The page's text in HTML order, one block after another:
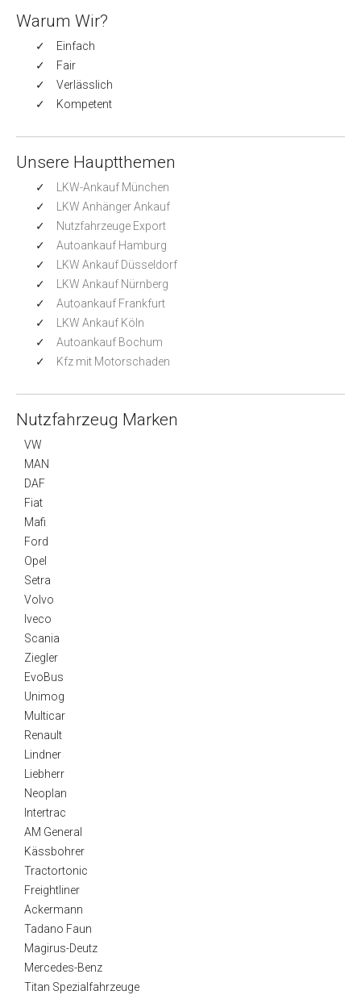
t
n
a
t
Warum Wir?
Einfach
Fair
Verlässlich
Kompetent
Unsere Hauptthemen
LKW-Ankauf München
LKW Anhänger Ankauf
Nutzfahrzeuge Export
Autoankauf Hamburg
LKW Ankauf Düsseldorf
LKW Ankauf Nürnberg
Autoankauf Frankfurt
LKW Ankauf Köln
Autoankauf Bochum
Kfz mit Motorschaden
Nutzfahrzeug Marken
VW
MAN
DAF
Fiat
Mafi
Ford
Opel
Setra
Volvo
Iveco
Scania
Ziegler
EvoBus
Unimog
Multicar
Renault
Lindner
Liebherr
Neoplan
Intertrac
AM General
Kässbohrer
Tractortonic
Freightliner
Ackermann
Tadano Faun
Magirus-Deutz
Mercedes-Benz
Titan Spezialfahrzeuge